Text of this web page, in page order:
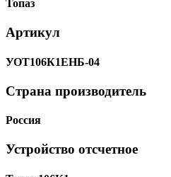
Топаз
Артикул
УОТ106К1ЕНБ-04
Страна производитель
Россия
Устройство отсчетное